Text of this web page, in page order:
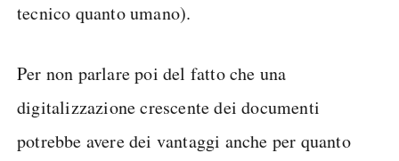
tecnico quanto umano).
Per non parlare poi del fatto che una
digitalizzazione crescente dei documenti
potrebbe avere dei vantaggi anche per quanto